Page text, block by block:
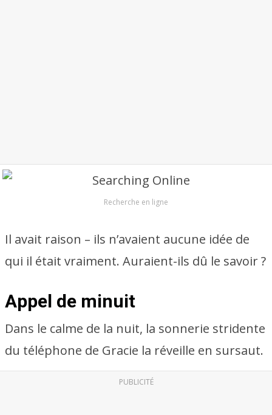
Recherche en ligne
Il avait raison – ils n’avaient aucune idée de
qui il était vraiment. Auraient-ils dû le savoir ?
Appel de minuit
Dans le calme de la nuit, la sonnerie stridente
du téléphone de Gracie la réveille en sursaut.
PUBLICITÉ